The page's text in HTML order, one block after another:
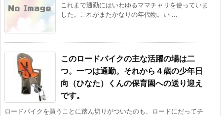
これまで通勤にはいわゆるママチャリを使っていま
した。これがまたかなりの年代物。い ...
このロードバイクの主な活躍の場は二
つ。一つは通勤。それから４歳の少年日
向（ひなた）くんの保育園への送り迎え
です。
ロードバイクを買うことに踏ん切りがついたのも、ロードにだってチ